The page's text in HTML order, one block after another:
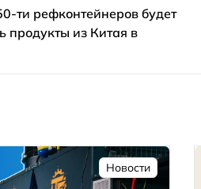
ти рефконтейнеров будет
продукты из Китая в
Новости